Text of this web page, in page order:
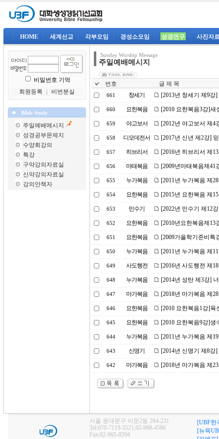
HOME 세계선교 각부모임 경성소모임 성경연구 사진자
비밀번호 기억
회원등록
비번분실
Bible Study
주일예배메시지
성경공부문제지
수양회강의
특강
구약강의자료실
신약강의자료실
강의안책자
Sunday Worship Message
주일예배메시지
번호 글 제 목
661 창세기 [2013년 창세기 제9강
660 요한복음 [2010 요한복음3강]새
659 야고보서 [2012년 야고보서 제4
658 디모데전서 [2017년 신년 제2강]
657 히브리서 [2016년 히브리서 제
656 마태복음 [2009년마태복음제
655 누가복음 [2011년 누가복음 제
654 요한복음 [2015년 요한복음 제
653 민수기 [2022년 민수기 제12
652 요한복음 [2010년요한복음제13
651 요한복음 [2009가을학기준비특
650 누가복음 [2011년 누가복음 제
649 사도행전 [2016년 사도행전 제
648 누가복음 [2014년 성탄 제3강]
647 마가복음 [2018년 마가복음 제
646 요한복음 [2010 요한복음1강]육
645 요한복음 [2010 요한복음9강]생
644 누가복음 [2011년 누가복음 제
643 신명기 [2014년 신명기 제8강
642 마가복음 [2018년 마가복음 제
서울 동대문구 이문2동 264-231
Tel:070-7119-3521,02-968-4586
Fax:02-965-8594
[UBF한
[뉴욕